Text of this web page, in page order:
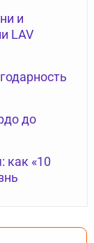
и
LAV
до
как «10